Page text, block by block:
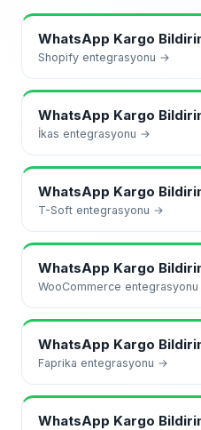
WhatsApp Kargo
Shopify entegrasyonu →
WhatsApp Kargo
İkas entegrasyonu →
WhatsApp Kargo
T-Soft entegrasyonu →
WhatsApp Kargo
WooCommerce
WhatsApp Kargo
Faprika entegrasyonu →
WhatsApp Kargo